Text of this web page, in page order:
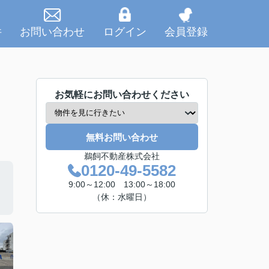
お問い合わせ ログイン 会員登録
お気軽にお問い合わせください
無料お問い合わせ
鵜飼不動産株式会社
0120-49-5582
9:00～12:00 13:00～18:00
（休：水曜日）